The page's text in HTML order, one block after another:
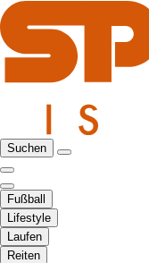
Suchen
Fußball
Lifestyle
Laufen
Reiten